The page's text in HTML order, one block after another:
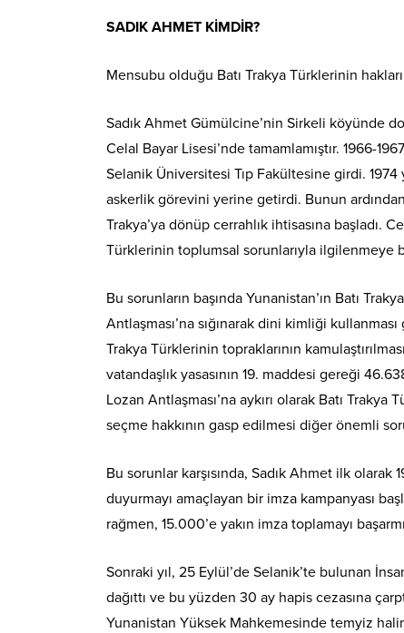
SADIK AHMET KİMDİR?
Mensubu olduğu Batı Trakya Türklerinin
Sadık Ahmet Gümülcine’nin Sirkeli köyünde
Celal Bayar Lisesi’nde tamamlamıştır. 1966-
Selanik Üniversitesi Tıp Fakültesine girdi.
askerlik görevini yerine getirdi. Bunun
Trakya’ya dönüp cerrahlık ihtisasına başladı.
Türklerinin toplumsal sorunlarıyla ilgilenmeye
Bu sorunların başında Yunanistan’ın Batı
Antlaşması’na sığınarak dini kimliği
Trakya Türklerinin topraklarının
vatandaşlık yasasının 19. maddesi gereği
Lozan Antlaşması’na aykırı olarak Batı
seçme hakkının gasp edilmesi diğer önemli
Bu sorunlar karşısında, Sadık Ahmet ilk olarak
duyurmayı amaçlayan bir imza kampanyası
rağmen, 15.000’e yakın imza toplamayı
Sonraki yıl, 25 Eylül’de Selanik’te bulunan
dağıttı ve bu yüzden 30 ay hapis cezasına
Yunanistan Yüksek Mahkemesinde temyiz